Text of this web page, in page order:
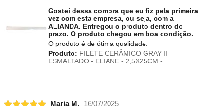
Gostei dessa compra que eu fiz pela primeira
vez com esta empresa, ou seja, com a
ALIANDA. Entregou o produto dentro do
prazo. O produto chegou em boa condição.
O produto é de ótima qualidade.
Produto: FILETE CERÂMICO GRAY II
ESMALTADO - ELIANE - 2,5X25CM -
Maria M.
16/07/2025